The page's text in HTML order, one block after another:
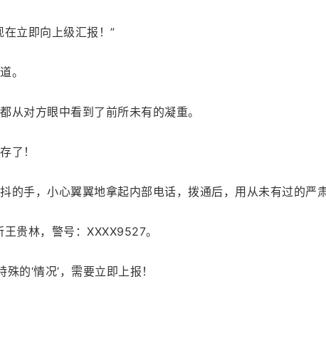
立即向上级汇报！”
。
从对方眼中看到了前所未有的凝重。
了！
的手，小心翼翼地拿起内部电话，拨通后，用从未有过的严
贵林，警号：XXXX9527。
的‘情况’，需要立即上报！